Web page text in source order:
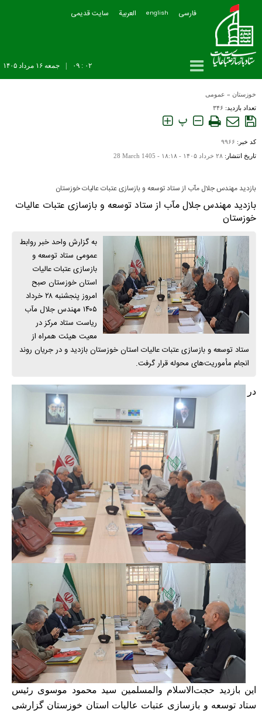
فارسی english العربیة سایت قدیمی
جمعه ۱۶ مرداد ۱۴۰۵ ۰۲ : ۰۹
خوزستان » عمومی
تعداد بازدید: ۳۴۶
پ
کد خبر: ۹۹۶۶
تاریخ انتشار: ۲۸ خرداد ۱۴۰۵ - ۱۸:۱۸ - 28 March 1405
بازدید مهندس جلال مآب از ستاد توسعه و بازسازی عتبات عالیات خوزستان
بازدید مهندس جلال مآب از ستاد توسعه و بازسازی عتبات عالیات
خوزستان
به گزارش واحد خبر روابط
عمومی ستاد توسعه و
بازسازی عتبات عالیات
استان خوزستان صبح
امروز پنجشنبه ۲۸ خرداد
۱۴۰۵ مهندس جلال مآب
ریاست ستاد مرکز در
معیت هیئت همراه از
ستاد توسعه و بازسازی عتبات عالیات استان خوزستان بازدید و در جریان روند
انجام مأموریت‌های محوله قرار گرفت.
در
این بازدید حجت‌الاسلام والمسلمین سید محمود موسوی رئیس
ستاد توسعه و بازسازی عتبات عالیات استان خوزستان گزارشی